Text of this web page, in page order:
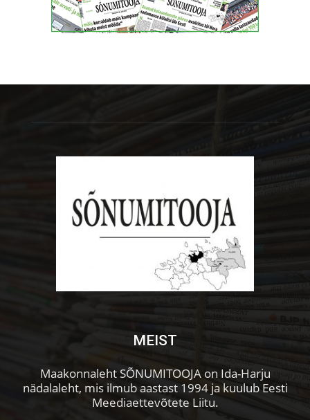
MEIST
Maakonnaleht SÕNUMITOOJA on Ida-Harju
nädalaleht, mis ilmub aastast 1994 ja kuulub Eesti
Meediaettevõtete Liitu.